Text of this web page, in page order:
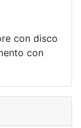
con disco
con